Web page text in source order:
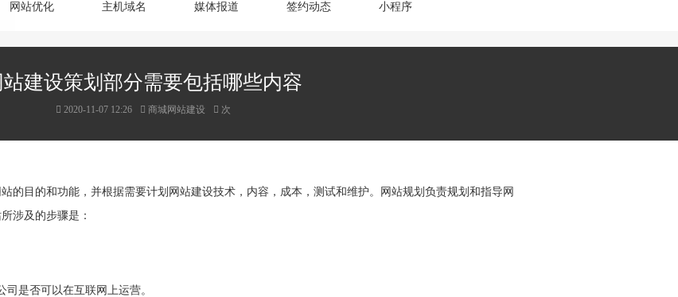
网站优化 主机域名 媒体报道 签约动态 小程序
站建设策划部分需要包括哪些内容
2020-11-07 12:26 商城网站建设 次
的目的和功能，并根据需要计划网站建设技术，内容，成本，测试和维护。网站规划负责规划和指导网
涉及的步骤是：
是否可以在互联网上运营。